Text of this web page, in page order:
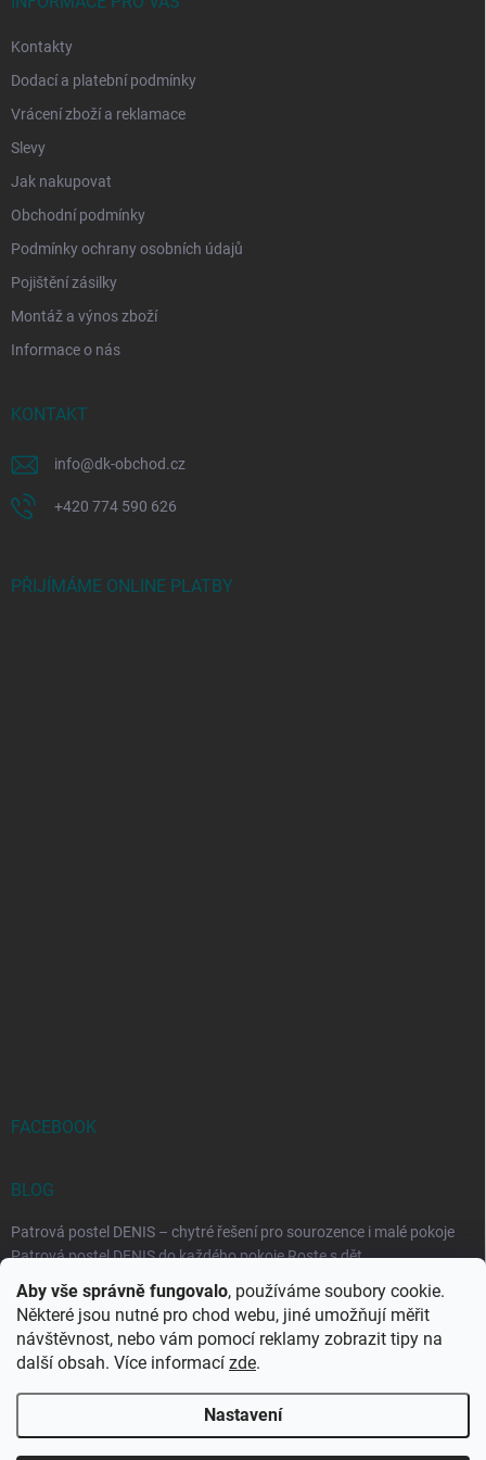
Aby vše správně fungovalo, používáme soubory cookie.
Některé jsou nutné pro chod webu, jiné umožňují měřit
návštěvnost, nebo vám pomocí reklamy zobrazit tipy na
další obsah. Více informací zde.
Nastavení
Kontakty
Dodací a platební podmínky
Vrácení zboží a reklamace
Slevy
Jak nakupovat
Obchodní podmínky
Podmínky ochrany osobních údajů
Pojištění zásilky
Montáž a výnos zboží
Informace o nás
KONTAKT
info@dk-obchod.cz
+420 774 590 626
PŘIJÍMÁME ONLINE PLATBY
FACEBOOK
BLOG
Patrová postel DENIS – chytré řešení pro sourozence i malé pokoje
Patrová postel DENIS do každého pokoje Roste s dět...
Rozkládací postele RELAX – ideální řešení pro malé prostory i
každodenní spaní
Rozkládací postel, která se přizpůsobí vašemu živo...